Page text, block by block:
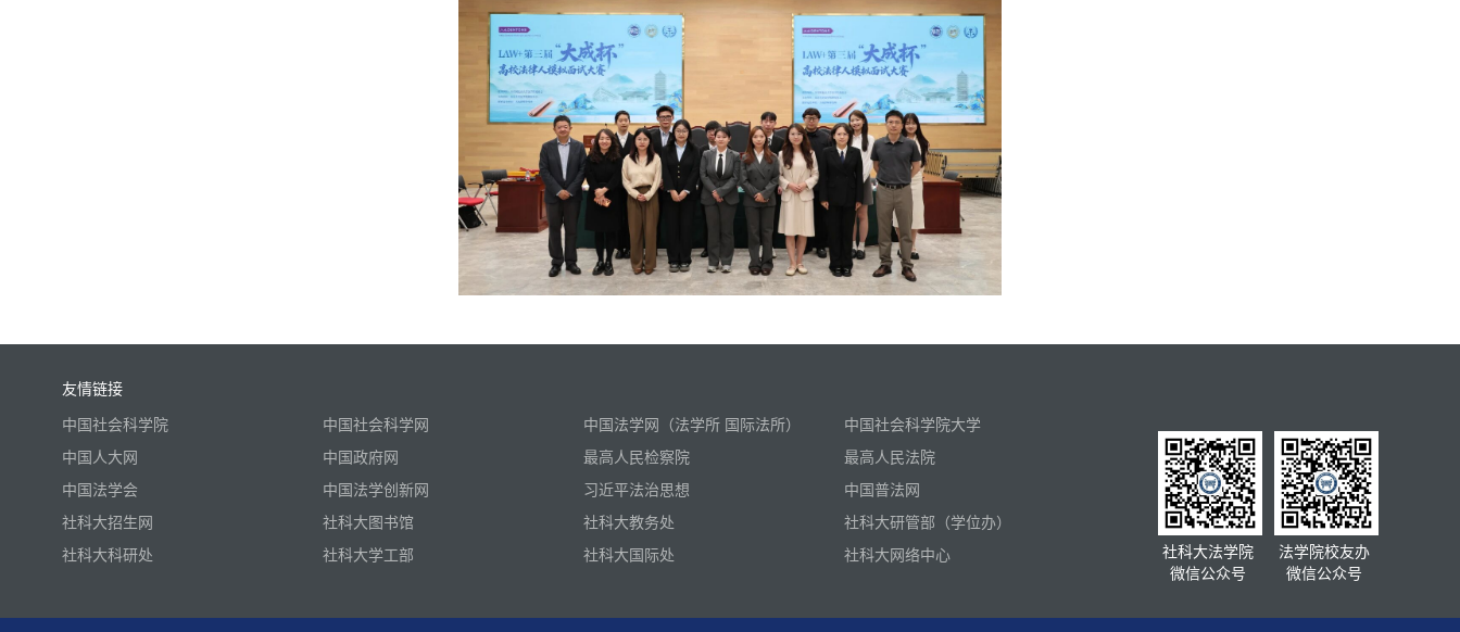
友情链接
中国社会科学院 中国社会科学网 中国法学网（法学所 国际法所）
中国社会科学院大学
中国人大网
中国政府网 最高人民检察院
最高人民法院
中国法学会
中国法学创新网 习近平法治思想
中国普法网
社科大招生网
社科大图书馆 社科大教务处
社科大研管部（学位办）
社科大科研处
社科大学工部 社科大国际处 社科大网络中心
社科大法学院
微信公众号
法学院校友办
微信公众号